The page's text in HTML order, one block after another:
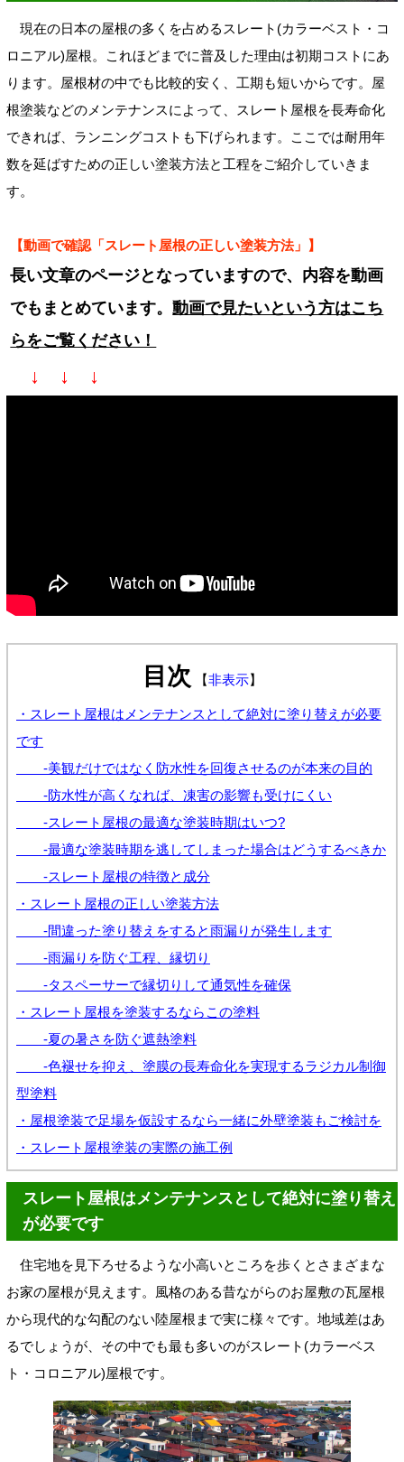
現在の日本の屋根の多くを占めるスレート(カラーベスト・コ
ロニアル)屋根。これほどまでに普及した理由は初期コストにあ
ります。屋根材の中でも比較的安く、工期も短いからです。屋
根塗装などのメンテナンスによって、スレート屋根を長寿命化
できれば、ランニングコストも下げられます。ここでは耐用年
数を延ばすための正しい塗装方法と工程をご紹介していきま
す。
【動画で確認「スレート屋根の正しい塗装方法」】
長い文章のページとなっていますので、内容を動画
でもまとめています。動画で見たいという方はこち
らをご覧ください！
↓ ↓ ↓
目次 【非表示】
・スレート屋根はメンテナンスとして絶対に塗り替えが必要
です
-美観だけではなく防水性を回復させるのが本来の目的
-防水性が高くなれば、凍害の影響も受けにくい
-スレート屋根の最適な塗装時期はいつ?
-最適な塗装時期を逃してしまった場合はどうするべきか
-スレート屋根の特徴と成分
・スレート屋根の正しい塗装方法
-間違った塗り替えをすると雨漏りが発生します
-雨漏りを防ぐ工程、縁切り
-タスペーサーで縁切りして通気性を確保
・スレート屋根を塗装するならこの塗料
-夏の暑さを防ぐ遮熱塗料
-色褪せを抑え、塗膜の長寿命化を実現するラジカル制御
型塗料
・屋根塗装で足場を仮設するなら一緒に外壁塗装もご検討を
・スレート屋根塗装の実際の施工例
スレート屋根はメンテナンスとして絶対に塗り替え
が必要です
住宅地を見下ろせるような小高いところを歩くとさまざまな
お家の屋根が見えます。風格のある昔ながらのお屋敷の瓦屋根
から現代的な勾配のない陸屋根まで実に様々です。地域差はあ
るでしょうが、その中でも最も多いのがスレート(カラーベス
ト・コロニアル)屋根です。